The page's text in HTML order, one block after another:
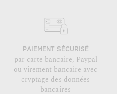
PAIEMENT SÉCURISÉ
par carte bancaire, Paypal
ou virement bancaire avec
cryptage des données
bancaires